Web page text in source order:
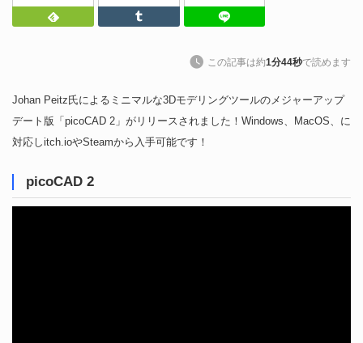
Feedly Tumblr
この記事は約1分44秒で読めます
Johan Peitz氏によるミニマルな3Dモデリングツールのメジャーアップ
デート版「picoCAD 2」がリリースされました！Windows、MacOS、に
対応しitch.ioやSteamから入手可能です！
picoCAD 2